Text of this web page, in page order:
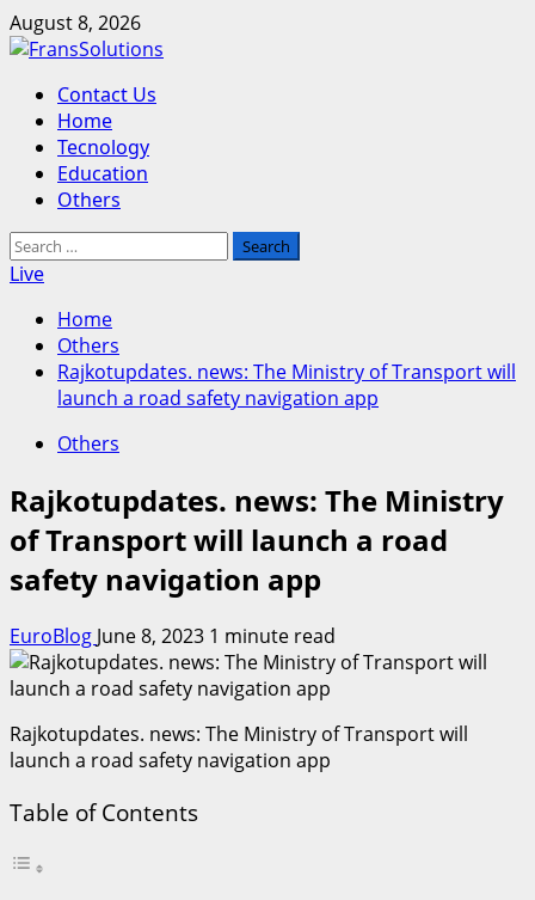
Skip
to
August 8, 2026
Primary
Menu
Contact Us
Home
Tecnology
Education
Others
Search
for:
Live
Home
Others
Rajkotupdates. news: The Ministry of Transport will
launch a road safety navigation app
Others
Rajkotupdates. news: The Ministry
of Transport will launch a road
safety navigation app
EuroBlog June 8, 2023 1 minute read
Rajkotupdates. news: The Ministry of Transport will
launch a road safety navigation app
Table of Contents